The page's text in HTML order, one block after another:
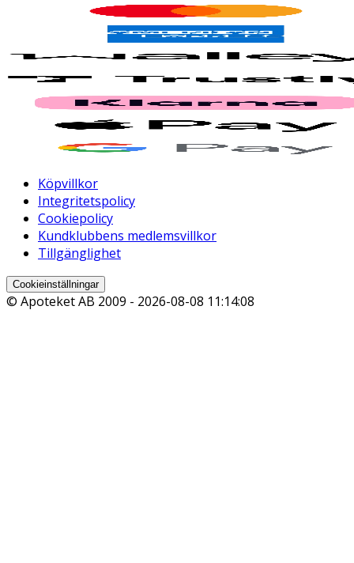
Köpvillkor
Integritetspolicy
Cookiepolicy
Kundklubbens medlemsvillkor
Tillgänglighet
Cookieinställningar
© Apoteket AB 2009 - 2026-08-08 11:14:08